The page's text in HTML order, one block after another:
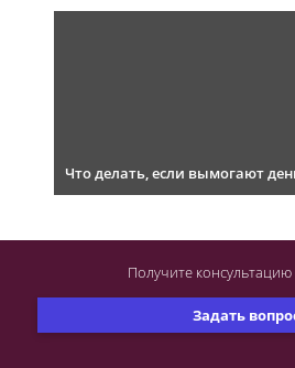
Что делать, если вымогают
Задать
Получите консультацию